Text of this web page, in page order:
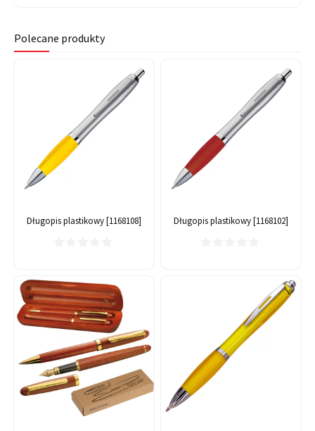
Polecane produkty
Długopis plastikowy [1168108] Długopis plastikowy [1168102]